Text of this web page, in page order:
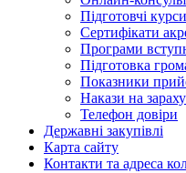
Підготовчі курси
Сертифікати
Програми
Підготовка
Показники
Накази на
Телефон довіри
Державні закупівлі
Карта сайту
Контакти та адреса